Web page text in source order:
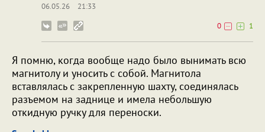
06.05.26
21:33
0
1
Я помню, когда вообще надо было вынимать всю
магнитолу и уносить с собой. Магнитола
вставлялась с закрепленную шахту, соединялась
разъемом на заднице и имела небольшую
откидную ручку для переноски.